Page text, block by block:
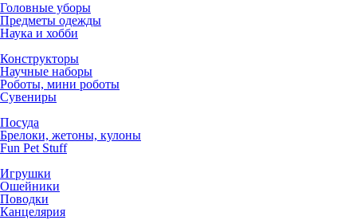
Головные уборы
Предметы одежды
Наука и хобби
Конструкторы
Научные наборы
Роботы, мини роботы
Сувениры
Посуда
Брелоки, жетоны, кулоны
Fun Pet Stuff
Игрушки
Ошейники
Поводки
Канцелярия